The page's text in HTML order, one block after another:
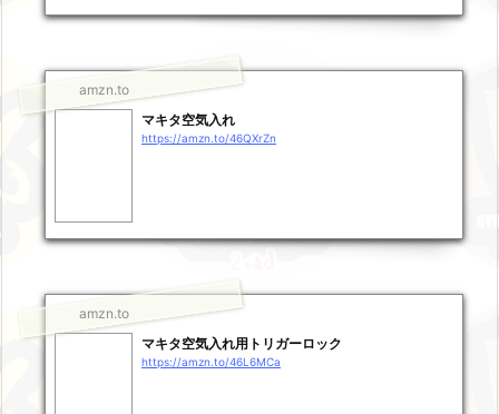
amzn.to
マキタ空気入れ
https://amzn.to/46QXrZn
amzn.to
マキタ空気入れ用トリガーロック
https://amzn.to/46L6MCa